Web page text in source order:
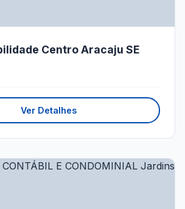
Centro Aracaju SE
Ver Detalhes